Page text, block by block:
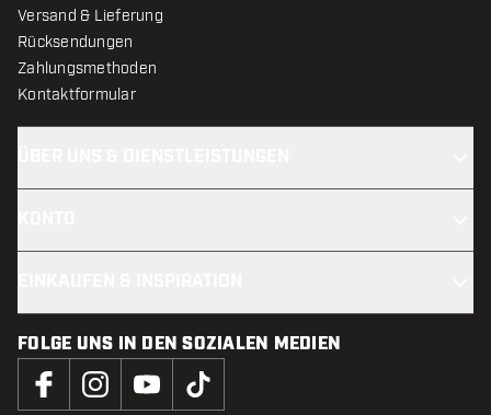
Versand & Lieferung
Rücksendungen
Zahlungsmethoden
Kontaktformular
FOLGE UNS IN DEN SOZIALEN MEDIEN